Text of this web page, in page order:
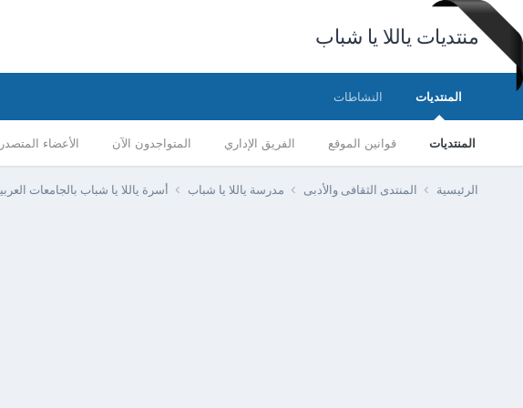
منتديات ياللا يا شباب
المنتديات
المنتديات قوانين الموقع الفريق الإداري المتواجدون الآن الأعضاء
النشاطات
الرئيسية المنتدى الثقافى والأدبى مدرسة ياللا يا شباب أسرة ياللا يا شباب بالجامعات